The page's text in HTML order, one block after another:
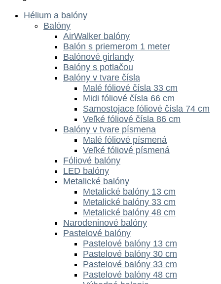
Hélium a balóny
Balóny
AirWalker balóny
Balón s priemerom 1 meter
Balónové girlandy
Balóny s potlačou
Balóny v tvare čísla
Malé fóliové čísla 33 cm
Midi fóliové čísla 66 cm
Samostojace fóliové čísla 74 cm
Veľké fóliové čísla 86 cm
Balóny v tvare písmena
Malé fóliové písmená
Veľké fóliové písmená
Fóliové balóny
LED balóny
Metalické balóny
Metalické balóny 13 cm
Metalické balóny 33 cm
Metalické balóny 48 cm
Narodeninové balóny
Pastelové balóny
Pastelové balóny 13 cm
Pastelové balóny 30 cm
Pastelové balóny 33 cm
Pastelové balóny 48 cm